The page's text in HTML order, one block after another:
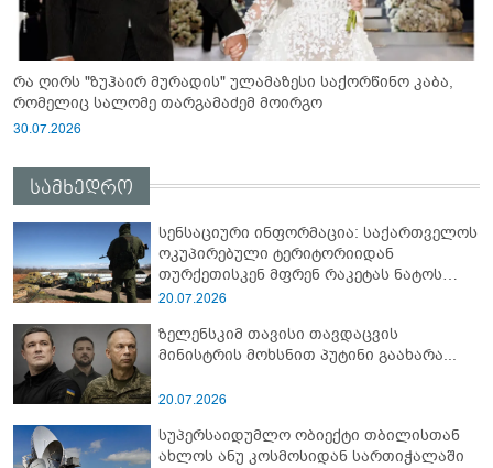
რა ღირს "ზუჰაირ მურადის" ულამაზესი საქორწინო კაბა,
რომელიც სალომე თარგამაძემ მოირგო
30.07.2026
სამხედრო
სენსაციური ინფორმაცია: საქართველოს
ოკუპირებული ტერიტორიიდან
თურქეთისკენ მფრენ რაკეტას ნატოს
სამიტი კინაღამ ჩაუშლია
20.07.2026
ზელენსკიმ თავისი თავდაცვის
მინისტრის მოხსნით პუტინი გაახარა...
20.07.2026
სუპერსაიდუმლო ობიექტი თბილისთან
ახლოს ანუ კოსმოსიდან სართიჭალაში